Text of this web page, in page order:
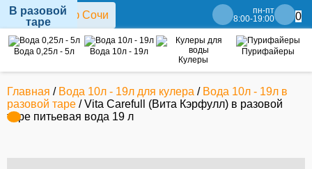
пн-пт
8:00-19:00
0
Вода 0,25л - 5л
Вода 10л - 19л
Кулеры
Пурифайеры
Главная / Вода 10л - 19л для кулера / Вода 10л - 19л в
разовой таре / Vita Carefull (Вита Кэрфулл) в разовой
таре питьевая вода 19 л
В разовой
таре